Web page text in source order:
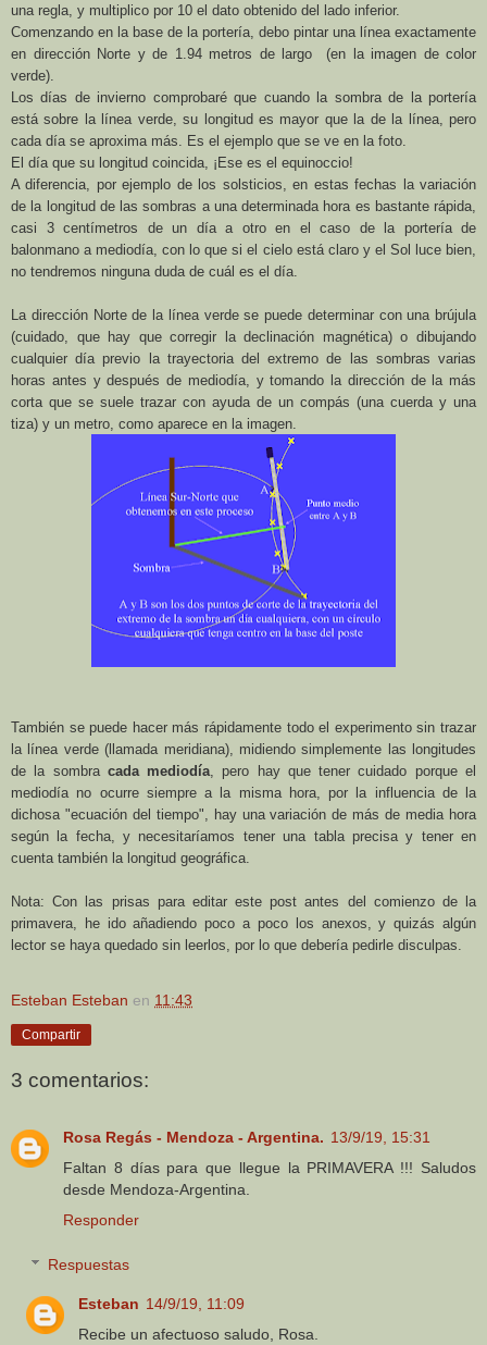
una regla, y multiplico por 10 el dato obtenido del lado inferior.
Comenzando en la base de la portería, debo pintar una línea exactamente
en dirección Norte y de 1.94 metros de largo (en la imagen de color
verde).
Los días de invierno comprobaré que cuando la sombra de la portería
está sobre la línea verde, su longitud es mayor que la de la línea, pero
cada día se aproxima más. Es el ejemplo que se ve en la foto.
El día que su longitud coincida, ¡Ese es el equinoccio!
A diferencia, por ejemplo de los solsticios, en estas fechas la variación
de la longitud de las sombras a una determinada hora es bastante rápida,
casi 3 centímetros de un día a otro en el caso de la portería de
balonmano a mediodía, con lo que si el cielo está claro y el Sol luce bien,
no tendremos ninguna duda de cuál es el día.
La dirección Norte de la línea verde se puede determinar con una brújula
(cuidado, que hay que corregir la declinación magnética) o dibujando
cualquier día previo la trayectoria del extremo de las sombras varias
horas antes y después de mediodía, y tomando la dirección de la más
corta que se suele trazar con ayuda de un compás (una cuerda y una
tiza) y un metro, como aparece en la imagen.
También se puede hacer más rápidamente todo el experimento sin trazar
la línea verde (llamada meridiana), midiendo simplemente las longitudes
de la sombra cada mediodía , pero hay que tener cuidado porque el
mediodía no ocurre siempre a la misma hora, por la influencia de la
dichosa "ecuación del tiempo", hay una variación de más de media hora
según la fecha, y necesitaríamos tener una tabla precisa y tener en
cuenta también la longitud geográfica.
Nota: Con las prisas para editar este post antes del comienzo de la
primavera, he ido añadiendo poco a poco los anexos, y quizás algún
lector se haya quedado sin leerlos, por lo que debería pedirle disculpas.
Esteban Esteban en 11:43
Compartir
3 comentarios:
Rosa Regás - Mendoza - Argentina. 13/9/19, 15:31
Faltan 8 días para que llegue la PRIMAVERA !!! Saludos
desde Mendoza-Argentina.
Responder
Respuestas
Esteban 14/9/19, 11:09
Recibe un afectuoso saludo, Rosa.